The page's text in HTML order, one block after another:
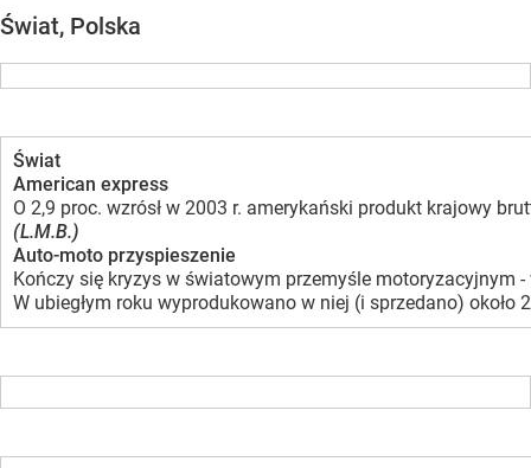
Świat, Polska
Świat
American express
O 2,9 proc. wzrósł w 2003 r. amerykański produkt krajowy
(L.M.B.)
Auto-moto przyspieszenie
Kończy się kryzys w światowym przemyśle motoryzacyjnym
W ubiegłym roku wyprodukowano w niej (i sprzedano)